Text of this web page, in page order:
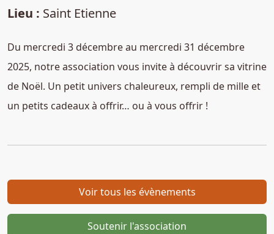
Lieu : Saint Etienne
Du mercredi 3 décembre au mercredi 31 décembre
2025, notre association vous invite à découvrir sa vitrine
de Noël. Un petit univers chaleureux, rempli de mille et
un petits cadeaux à offrir… ou à vous offrir !
Voir tous les évènements
Soutenir l'association